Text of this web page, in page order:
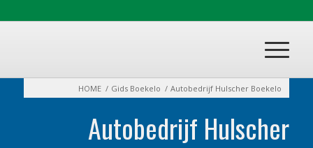
HOME / Gids Boekelo / Autobedrijf Hulscher Boekelo
Autobedrijf Hulscher